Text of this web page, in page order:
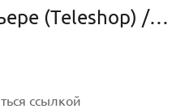
Картины в интерьере (Teleshop) / Paintings in the interior
ссылкой